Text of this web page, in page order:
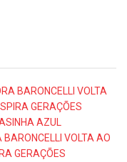
BARONCELLI VOLTA
GERAÇÕES
AZUL
VOLTA AO
GERAÇÕES